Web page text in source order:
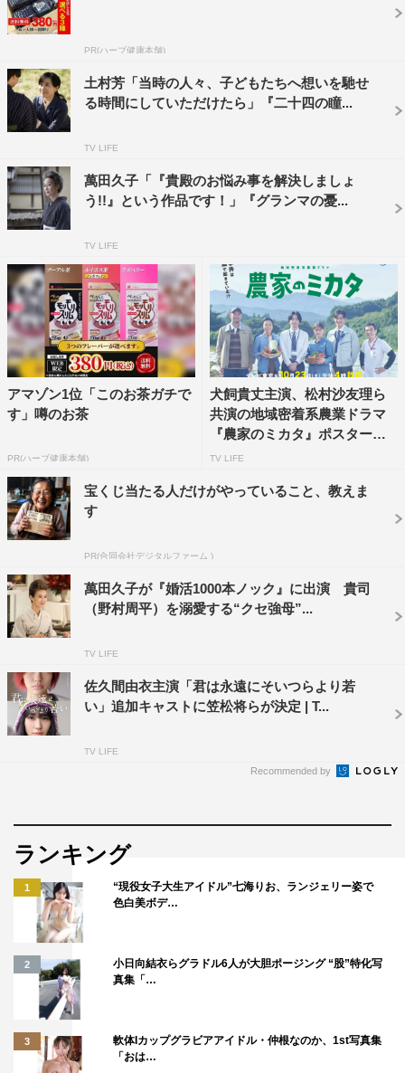
中島歩 國村隼 土村芳
麻生祐未
PR(ハーブ健康本舗)
土村芳「当時の人々、子どもたちへ想いを馳せ
る時間にしていただけたら」『二十四の瞳...
TV LIFE
萬田久子「『貴殿のお悩み事を解決しましょ
う!!』という作品です！」『グランマの憂...
TV LIFE
アマゾン1位「このお茶ガチで
す」噂のお茶
PR(ハーブ健康本舗)
犬飼貴丈主演、松村沙友理ら
共演の地域密着系農業ドラマ
『農家のミカタ』ポスター＆
予...
TV LIFE
宝くじ当たる人だけがやっていること、教えま
す
PR(合同会社デジタルファーム )
萬田久子が『婚活1000本ノック』に出演 貴司
（野村周平）を溺愛する“クセ強母”...
TV LIFE
佐久間由衣主演「君は永遠にそいつらより若
い」追加キャストに笠松将らが決定 | T...
TV LIFE
Recommended by
ランキング
1
“現役女子大生アイドル”七海りお、ランジェリー姿で
色白美ボデ…
2
小日向結衣らグラドル6人が大胆ポージング “股”特化写
真集「…
3
軟体Iカップグラビアアイドル・仲根なのか、1st写真集
「おは…